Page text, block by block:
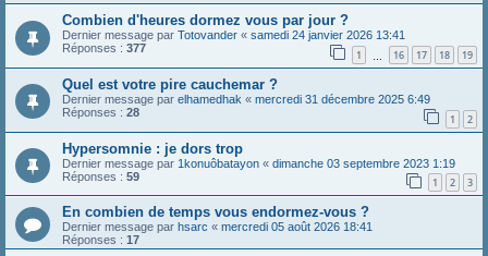
Combien d'heures dormez vous par jour ?
Dernier message par Totovander « samedi 24 janvier 2026 13:41
Réponses : 377 1 16 17 18 19
Quel est votre pire cauchemar ?
Dernier message par elhamedhak « mercredi 31 décembre 2025 6:49
Réponses : 28 1 2
Hypersomnie : je dors trop
Dernier message par 1konuôbatayon « dimanche 03 septembre 2023 1:19
Réponses : 59 1 2 3
En combien de temps vous endormez-vous ?
Dernier message par hsarc « mercredi 05 août 2026 18:41
Réponses : 17